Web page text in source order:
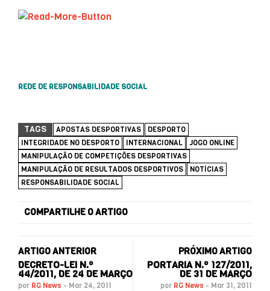
REDE DE RESPONSABILIDADE SOCIAL
TAGS APOSTAS DESPORTIVAS
DESPORTO
INTEGRIDADE NO DESPORTO
INTERNACIONAL
JOGO ONLINE
MANIPULAÇÃO DE COMPETIÇÕES DESPORTIVAS
MANIPULAÇÃO DE RESULTADOS DESPORTIVOS
NOTÍCIAS
RESPONSABILIDADE SOCIAL
COMPARTILHE O ARTIGO
ARTIGO ANTERIOR
DECRETO-LEI N.º
44/2011, DE 24 DE MARÇO
por RG News - Mar 24, 2011
PRÓXIMO ARTIGO
PORTARIA N.º 127/2011,
DE 31 DE MARÇO
por RG News - Mar 31, 2011